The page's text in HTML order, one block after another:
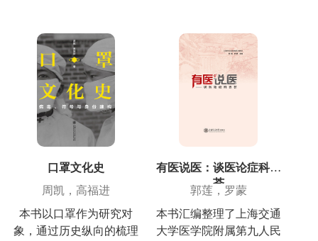
口罩文化史
周凯，高福进
本书以口罩作为研究对
象，通过历史纵向的梳理
有医说医：谈医论症科普
荟
郭莲，罗蒙
本书汇编整理了上海交通
大学医学院附属第九人民